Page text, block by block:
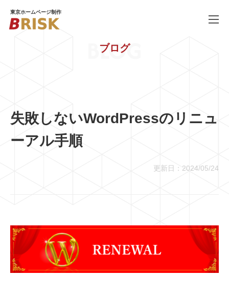
東京ホームページ制作
COMPANY
ブログ
BLOG
失敗しないWordPressのリニュ
ーアル手順
更新日：2024/05/24